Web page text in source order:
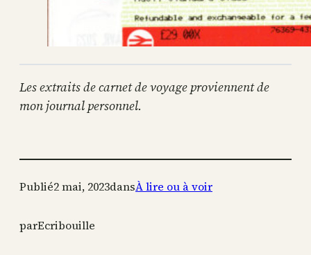
Les extraits de carnet de voyage proviennent de
mon journal personnel.
Publié2 mai, 2023dansÀ lire ou à voir
parEcribouille